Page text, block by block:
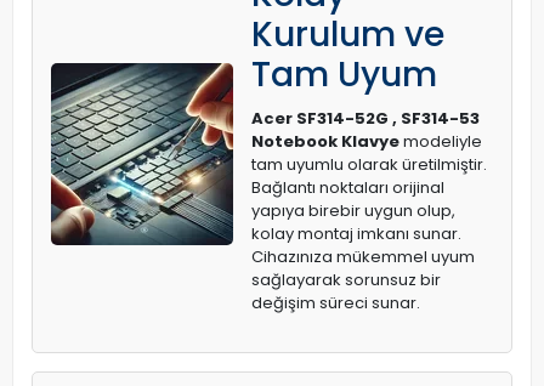
Kurulum ve
Tam Uyum
Acer SF314-52G , SF314-53
Notebook Klavyemodeliyle
tam uyumlu olarak üretilmiştir.
Bağlantı noktaları orijinal
yapıya birebir uygun olup,
kolay montaj imkanı sunar.
Cihazınıza mükemmel uyum
sağlayarak sorunsuz bir
değişim süreci sunar.